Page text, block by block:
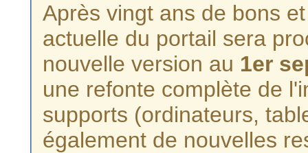
Après vingt ans de bons
actuelle du portail sera
nouvelle version au 1er
une refonte complète de
supports (ordinateurs,
également de nouvelles